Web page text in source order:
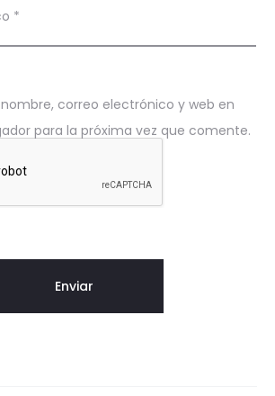
*
correo electrónico y web en
para la próxima vez que comente.